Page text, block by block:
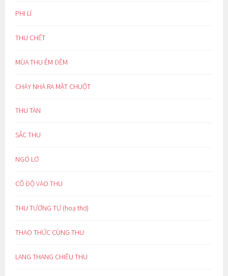
PHI LÍ
THU CHẾT
MÙA THU ÊM ĐỀM
CHÁY NHÀ RA MẶT CHUỘT
THU TÀN
SẮC THU
NGÓ LƠ
CỔ ĐỘ VÀO THU
THU TƯƠNG TƯ (hoạ thơ)
THAO THỨC CÙNG THU
LANG THANG CHIỀU THU